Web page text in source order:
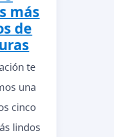
más
de
te
una
cinco
lindos